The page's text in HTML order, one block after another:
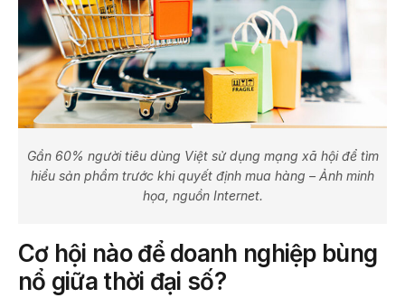
Gần 60% người tiêu dùng Việt sử dụng mạng xã hội để tìm
hiểu sản phẩm trước khi quyết định mua hàng – Ảnh minh
họa, nguồn Internet.
Cơ hội nào để doanh nghiệp bùng
nổ giữa thời đại số?